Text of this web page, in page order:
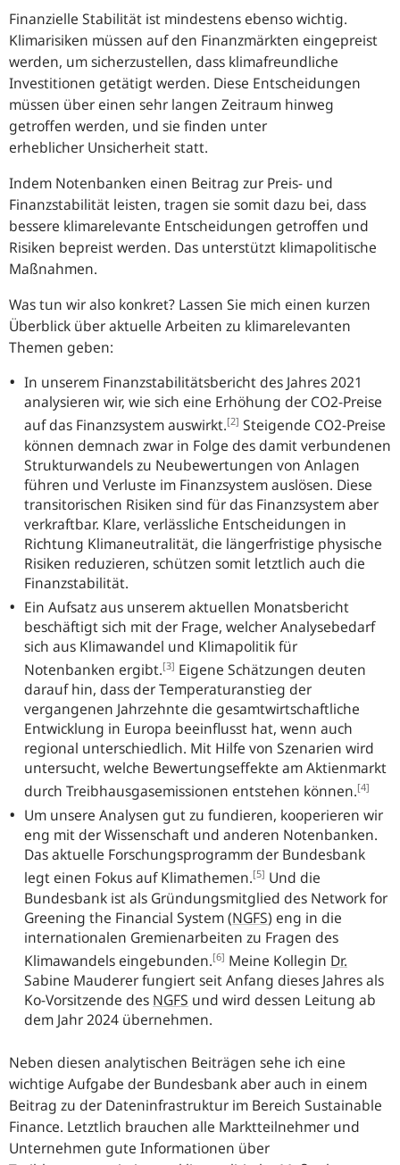
Finanzielle Stabilität ist mindestens ebenso wichtig.
Klimarisiken müssen auf den Finanzmärkten eingepreist
werden, um sicherzustellen, dass klimafreundliche
Investitionen getätigt werden. Diese Entscheidungen
müssen über einen sehr langen Zeitraum hinweg
getroffen werden, und sie finden unter
erheblicher Unsicherheit statt.
Indem Notenbanken einen Beitrag zur Preis- und
Finanzstabilität leisten, tragen sie somit dazu bei, dass
bessere klimarelevante Entscheidungen getroffen und
Risiken bepreist werden. Das unterstützt klimapolitische
Maßnahmen.
Was tun wir also konkret? Lassen Sie mich einen kurzen
Überblick über aktuelle Arbeiten zu klimarelevanten
Themen geben:
In unserem Finanzstabilitätsbericht des Jahres 2021
analysieren wir, wie sich eine Erhöhung der CO2-Preise
auf das Finanzsystem auswirkt.[2] Steigende CO2-Preise
können demnach zwar in Folge des damit verbundenen
Strukturwandels zu Neubewertungen von Anlagen
führen und Verluste im Finanzsystem auslösen. Diese
transitorischen Risiken sind für das Finanzsystem aber
verkraftbar. Klare, verlässliche Entscheidungen in
Richtung Klimaneutralität, die längerfristige physische
Risiken reduzieren, schützen somit letztlich auch die
Finanzstabilität.
Ein Aufsatz aus unserem aktuellen Monatsbericht
beschäftigt sich mit der Frage, welcher Analysebedarf
sich aus Klimawandel und Klimapolitik für
Notenbanken ergibt.[3] Eigene Schätzungen deuten
darauf hin, dass der Temperaturanstieg der
vergangenen Jahrzehnte die gesamtwirtschaftliche
Entwicklung in Europa beeinflusst hat, wenn auch
regional unterschiedlich. Mit Hilfe von Szenarien wird
untersucht, welche Bewertungseffekte am Aktienmarkt
durch Treibhausgasemissionen entstehen können.[4]
Um unsere Analysen gut zu fundieren, kooperieren wir
eng mit der Wissenschaft und anderen Notenbanken.
Das aktuelle Forschungsprogramm der Bundesbank
legt einen Fokus auf Klimathemen.[5] Und die
Bundesbank ist als Gründungsmitglied des Network for
Greening the Financial System(NGFS) eng in die
internationalen Gremienarbeiten zu Fragen des
Klimawandels eingebunden.[6] Meine Kollegin Dr.
Sabine Mauderer fungiert seit Anfang dieses Jahres als
Ko-Vorsitzende des NGFS und wird dessen Leitung ab
dem Jahr 2024 übernehmen.
Neben diesen analytischen Beiträgen sehe ich eine
wichtige Aufgabe der Bundesbank aber auch in einem
Beitrag zu der Dateninfrastruktur im Bereich Sustainable
Finance. Letztlich brauchen alle Marktteilnehmer und
Unternehmen gute Informationen über